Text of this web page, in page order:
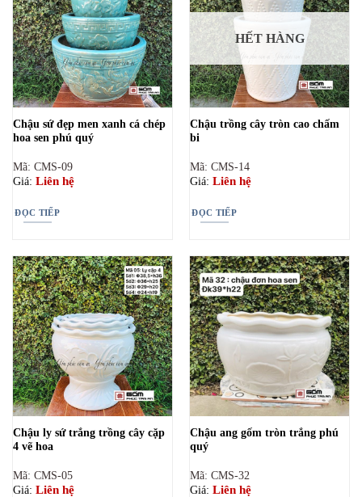
Chậu sứ đẹp men xanh cá chép
hoa sen phú quý
Mã: CMS-09
Giá: Liên hệ
ĐỌC TIẾP
HẾT HÀNG
Chậu trồng cây tròn cao chấm
bi
Mã: CMS-14
Giá: Liên hệ
ĐỌC TIẾP
Chậu ly sứ trắng trồng cây cặp
4 vẽ hoa
Mã: CMS-05
Giá: Liên hệ
Chậu ang gốm tròn trắng phú
quý
Mã: CMS-32
Giá: Liên hệ